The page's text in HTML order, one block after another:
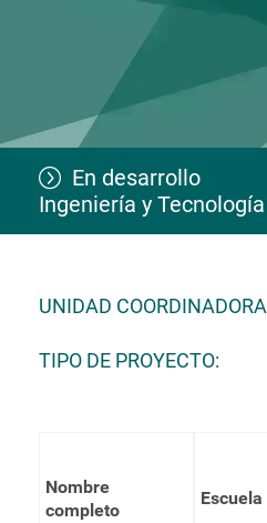
En desarrollo
Ingeniería y Tecnología
UNIDAD COORDINADORA
TIPO DE PROYECTO
Nombre
completo
Escuela